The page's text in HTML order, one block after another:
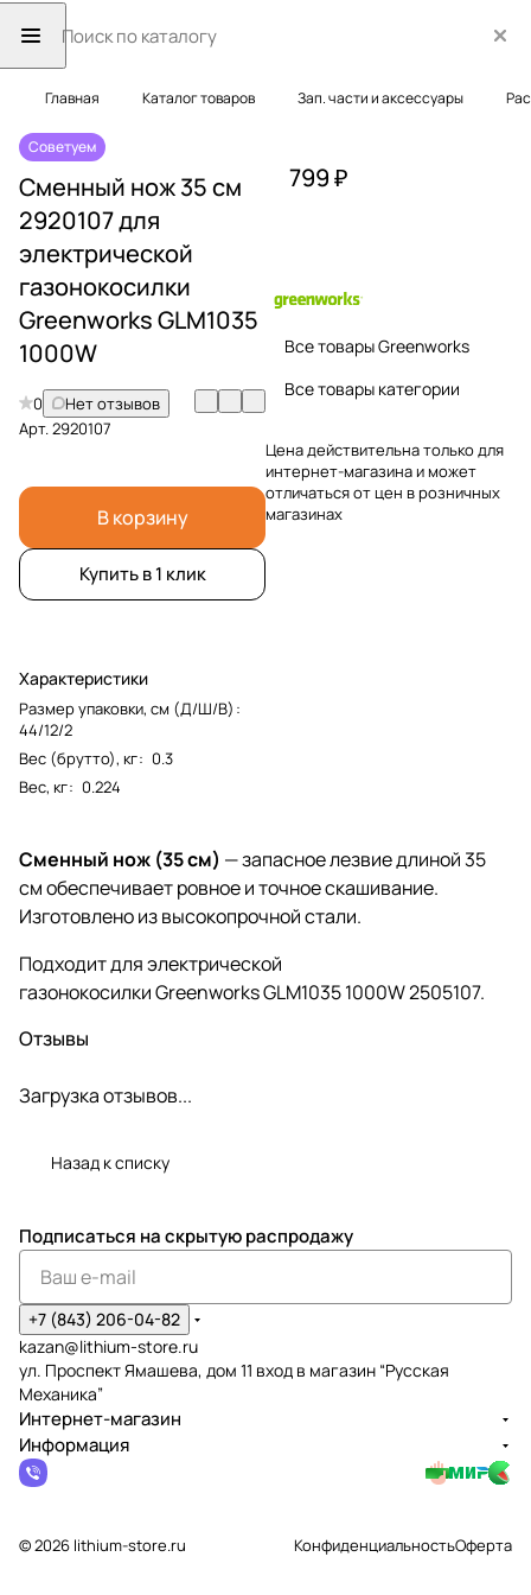
Главная Каталог товаров Зап. части и аксессуары
Советуем
Сменный нож 35 см
2920107 для
электрической
газонокосилки
Greenworks GLM1035
1000W
0
Нет отзывов
Арт.2920107
В корзину
Купить в 1 клик
Характеристики
Размер упаковки, см (Д/Ш/В) :
44/12/2
Вес (брутто), кг: 0.3
Вес, кг: 0.224
799 ₽
Все товары Greenworks
Все товары категории
Цена действительна только для
интернет-магазина и может
отличаться от цен в розничных
магазинах
Сменный нож (35 см) — запасное лезвие длиной 35
см обеспечивает ровное и точное скашивание.
Изготовлено из высокопрочной стали.
Подходит для электрической
газонокосилки Greenworks GLM1035 1000W 2505107.
Отзывы
Загрузка отзывов...
Назад к списку
Подписаться на скрытую распродажу
+7 (843) 206-04-82
kazan@lithium-store.ru
ул. Проспект Ямашева, дом 11 вход в магазин “Русская
Механика”
Интернет-магазин
Информация
© 2026 lithium-store.ru КонфиденциальностьОферта